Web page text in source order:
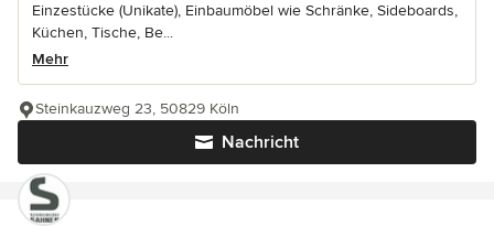
Einzestücke (Unikate), Einbaumöbel wie Schränke, Sideboards,
Küchen, Tische, Be...
Mehr
Nachricht
Steinkauzweg 23, 50829 Köln